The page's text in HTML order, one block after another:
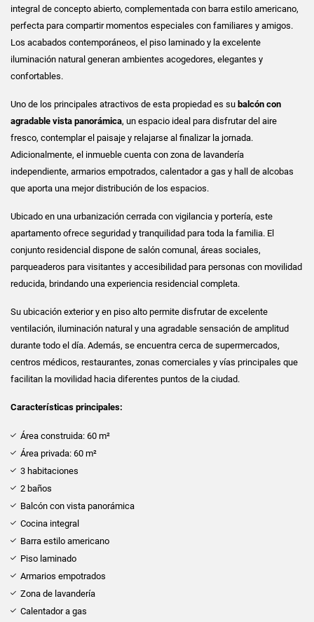
integral de concepto abierto, complementada con barra estilo americano,
perfecta para compartir momentos especiales con familiares y amigos.
Los acabados contemporáneos, el piso laminado y la excelente
iluminación natural generan ambientes acogedores, elegantes y
confortables.
Uno de los principales atractivos de esta propiedad es su balcón con
agradable vista panorámica, un espacio ideal para disfrutar del aire
fresco, contemplar el paisaje y relajarse al finalizar la jornada.
Adicionalmente, el inmueble cuenta con zona de lavandería
independiente, armarios empotrados, calentador a gas y hall de alcobas
que aporta una mejor distribución de los espacios.
Ubicado en una urbanización cerrada con vigilancia y portería, este
apartamento ofrece seguridad y tranquilidad para toda la familia. El
conjunto residencial dispone de salón comunal, áreas sociales,
parqueaderos para visitantes y accesibilidad para personas con movilidad
reducida, brindando una experiencia residencial completa.
Su ubicación exterior y en piso alto permite disfrutar de excelente
ventilación, iluminación natural y una agradable sensación de amplitud
durante todo el día. Además, se encuentra cerca de supermercados,
centros médicos, restaurantes, zonas comerciales y vías principales que
facilitan la movilidad hacia diferentes puntos de la ciudad.
Características principales:
Área construida: 60 m²
Área privada: 60 m²
3 habitaciones
2 baños
Balcón con vista panorámica
Cocina integral
Barra estilo americano
Piso laminado
Armarios empotrados
Zona de lavandería
Calentador a gas